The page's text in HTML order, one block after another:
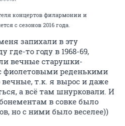
концертов филармонии и
с сезонов 2016 года.
запихали в эту
где-то году в 1968-69,
вечные старушки-
фиолетовыми реденькими
т.к. я вырос и даже
а всё там шнурковали. И
в совке было
но с ними было веселее))